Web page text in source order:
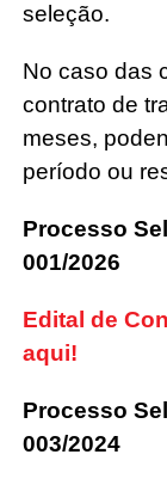
seleção.
No caso das
contrato de
meses,
período ou
Processo
001/2026
Edital de
aqui!
Processo
003/2024